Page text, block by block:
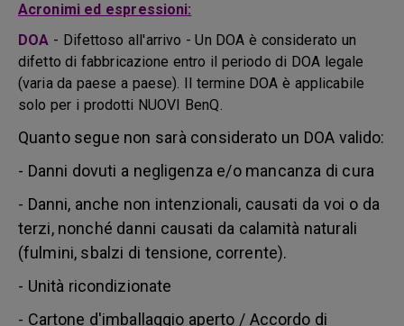
Acronimi ed espressioni:
DOA - Difettoso all'arrivo - Un DOA è considerato un
difetto di fabbricazione entro il periodo di DOA legale
(varia da paese a paese). Il termine DOA è applicabile
solo per i prodotti NUOVI BenQ.
Quanto segue non sarà considerato un DOA valido:
- Danni dovuti a negligenza e/o mancanza di cura
- Danni, anche non intenzionali, causati da voi o da
terzi, nonché danni causati da calamità naturali
(fulmini, sbalzi di tensione, corrente).
- Unità ricondizionate
- Cartone d'imballaggio aperto / Accordo di